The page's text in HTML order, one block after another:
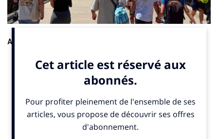
Audiences
finale messieurs a attiré en moyenne 461 000 téléspectateurs,
avec un pic à 765 000, soit la meilleure audience historique
hors football pour la chaîne. La finale dames a réuni 166 000
spectateurs en moyenne (pic 289 000).
Sur l’ensemble du tournoi, 4,1 millions de téléspectateurs ont
regardé les matchs, avec une part d’audience de 1,6 %, en